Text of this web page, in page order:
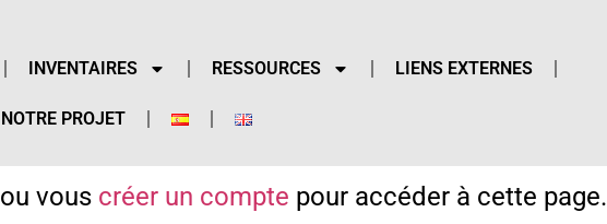
INVENTAIRES RESSOURCES LIENS EXTERNES
NOTRE PROJET
ou vous créer un compte pour accéder à cette page.